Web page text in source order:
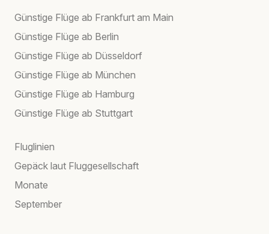
Günstige Flüge ab Frankfurt am Main
Günstige Flüge ab Berlin
Günstige Flüge ab Düsseldorf
Günstige Flüge ab München
Günstige Flüge ab Hamburg
Günstige Flüge ab Stuttgart
Fluglinien
Gepäck laut Fluggesellschaft
Monate
September